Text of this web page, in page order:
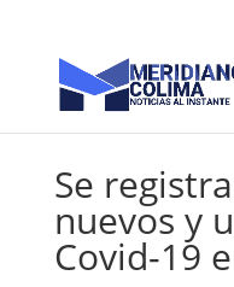
Se
nuevos y
Covid-19